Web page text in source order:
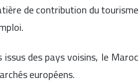
de contribution du tourisme
des pays voisins, le Maroc
européens.